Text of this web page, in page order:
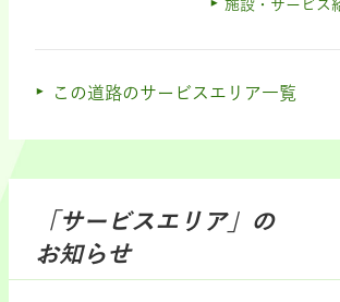
施設・サービス
この道路のサービスエリア一覧
「サービスエリア」の
お知らせ